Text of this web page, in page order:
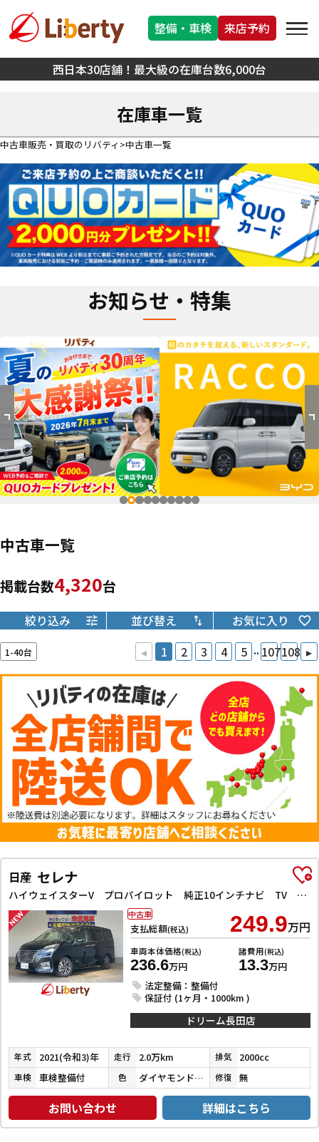
西日本30店舗！最大級の在庫台数6,000台
整備・車検 来店予約
在庫車一覧
中古車販売・買取のリバティ 中古車一覧
お知らせ・特集
中古車一覧
掲載台数4,320台
絞り込み 並び替え お気に入り
1-40台 ◂ 1 2 3 4 5 .. 107108 ▸
日産 セレナ
ハイウェイスターV プロパイロット 純正10インチナビ TV Bluetooth対応 アラウンドビューモニター 両側自動ドア 電子パーキング クルーズコントロール LEDヘッドライト 革巻きステアリング スマートキー
支払総額(税込) 249.9万円
車両本体価格(税込)
236.6万円
諸費用(税込)
13.3万円
法定整備：整備付
保証付 (1ヶ月・1000km )
中古車
ドリーム長田店
年式 2021(令和3)年 走行 2.0万km 排気 2000cc
車検 車検整備付 色 ダイヤモンドブラックパール 修復 無
お問い合わせ 詳細はこちら